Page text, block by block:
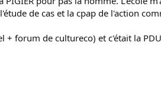
de cas et la cpap de l'action
forum de cultureco) et c'était la